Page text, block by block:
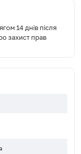
14 днів після
захист прав